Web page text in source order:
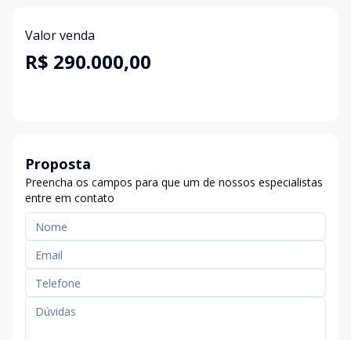
Valor venda
R$ 290.000,00
Proposta
Preencha os campos para que um de nossos especialistas
entre em contato